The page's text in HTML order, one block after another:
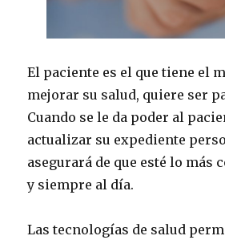
El paciente es el que tiene el
mejorar su salud, quiere ser
Cuando se le da poder al
actualizar su expediente
asegurará de que esté lo más
y siempre al día.
Las tecnologías de salud